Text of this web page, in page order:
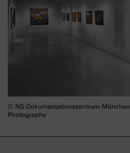
© NS-Dokumentationszentrum
Photography